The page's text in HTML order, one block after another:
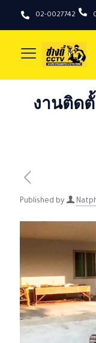
02-0027742
งานติด
Published by